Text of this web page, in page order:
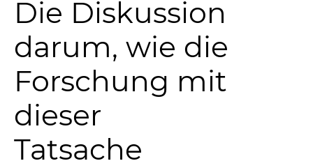
Die Diskussion
darum, wie die
Forschung mit
dieser
Tatsache